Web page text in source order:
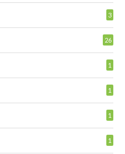
3
26
1
1
1
1